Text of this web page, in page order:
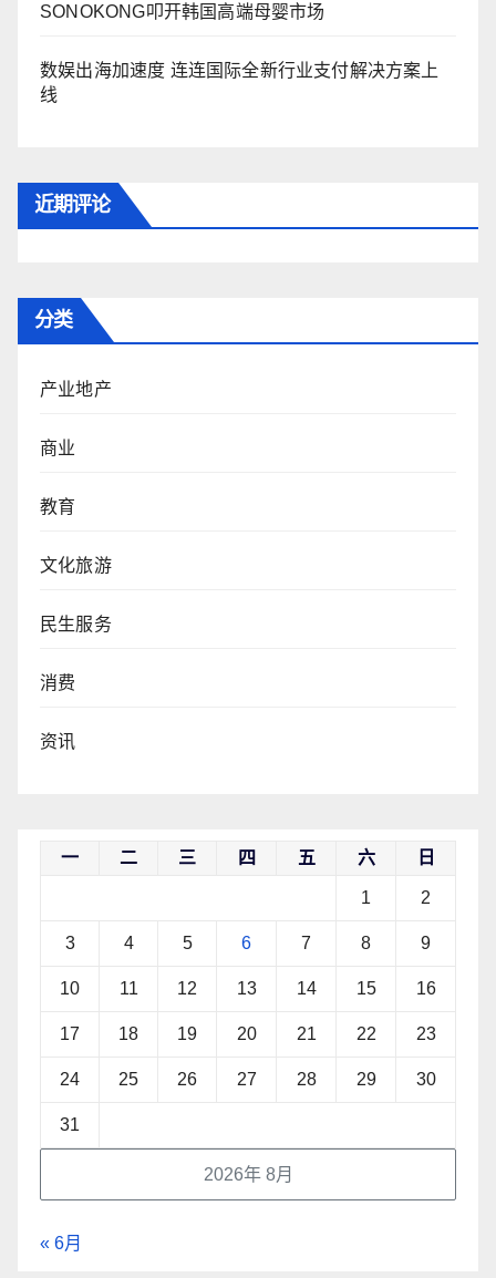
SONOKONG叩开韩国高端母婴市场
数娱出海加速度 连连国际全新行业支付解决方案上
线
近期评论
分类
产业地产
商业
教育
文化旅游
民生服务
消费
资讯
2026年 8月
一 二 三 四 五 六 日
1 2
3 4 5 6 7 8 9
10 11 12 13 14 15 16
17 18 19 20 21 22 23
24 25 26 27 28 29 30
31
« 6月